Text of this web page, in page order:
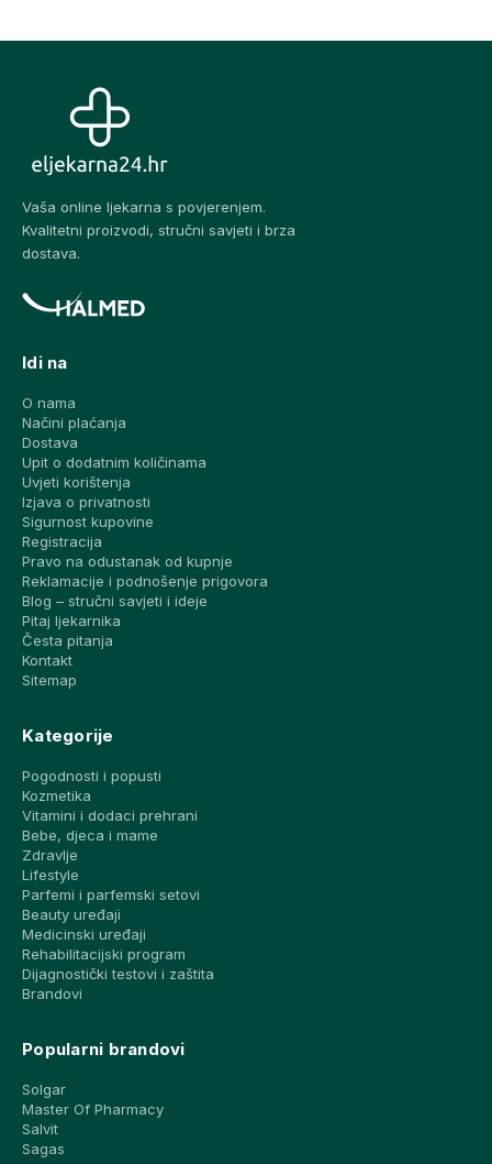
Vaša online ljekarna s povjerenjem.
Kvalitetni proizvodi, stručni savjeti i brza
dostava.
Idi na
O nama
Načini plaćanja
Dostava
Upit o dodatnim količinama
Uvjeti korištenja
Izjava o privatnosti
Sigurnost kupovine
Registracija
Pravo na odustanak od kupnje
Reklamacije i podnošenje prigovora
Blog – stručni savjeti i ideje
Pitaj ljekarnika
Česta pitanja
Kontakt
Sitemap
Kategorije
Pogodnosti i popusti
Kozmetika
Vitamini i dodaci prehrani
Bebe, djeca i mame
Zdravlje
Lifestyle
Parfemi i parfemski setovi
Beauty uređaji
Medicinski uređaji
Rehabilitacijski program
Dijagnostički testovi i zaštita
Brandovi
Popularni brandovi
Solgar
Master Of Pharmacy
Salvit
Sagas